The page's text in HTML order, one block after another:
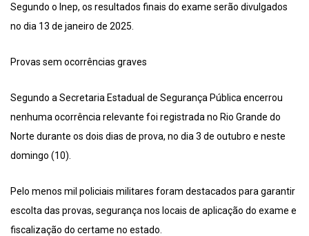
Segundo o Inep, os resultados finais do exame serão divulgados
no dia 13 de janeiro de 2025.
Provas sem ocorrências graves
Segundo a Secretaria Estadual de Segurança Pública encerrou
nenhuma ocorrência relevante foi registrada no Rio Grande do
Norte durante os dois dias de prova, no dia 3 de outubro e neste
domingo (10).
Pelo menos mil policiais militares foram destacados para garantir
escolta das provas, segurança nos locais de aplicação do exame e
fiscalização do certame no estado.